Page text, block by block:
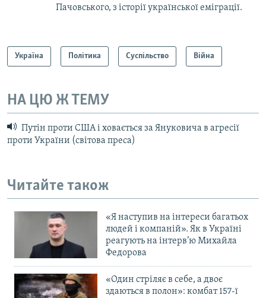
Пачовського, з історії української еміграції.
Україна Політика Суспільство Війна
НА ЦЮ Ж ТЕМУ
Путін проти США і ховається за Януковича в агресії
проти України (світова преса)
Читайте також
«Я наступив на інтереси багатьох
людей і компаній». Як в Україні
реагують на інтерв’ю Михайла
Федорова
«Один стріляє в себе, а двоє
здаються в полон»: комбат 157-ї